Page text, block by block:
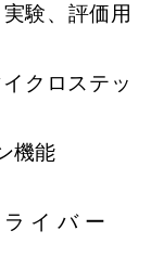
験、評価用
クロステッ
機能
ライバー